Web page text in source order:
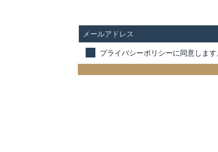
プライバシーポリシーに同意しま